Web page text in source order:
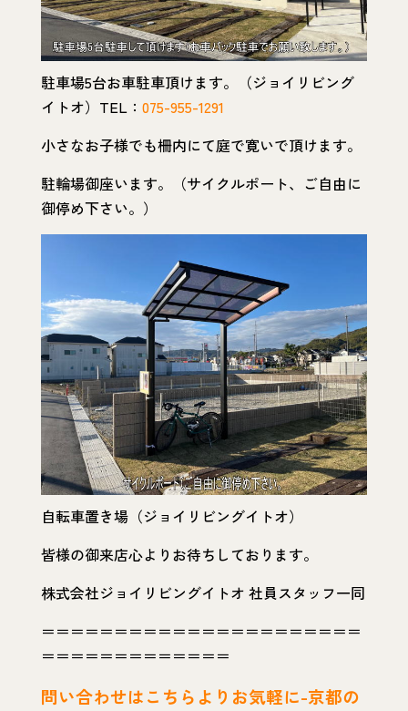
駐車場5台お車駐車頂けます。（ジョイリビング
イトオ）TEL： 075-955-1291
小さなお子様でも柵内にて庭で寛いで頂けます。
駐輪場御座います。（サイクルポート、ご自由に
御停め下さい。）
自転車置き場（ジョイリビングイトオ）
皆様の御来店心よりお待ちしております。
株式会社ジョイリビングイトオ 社員スタッフ一同
＝＝＝＝＝＝＝＝＝＝＝＝＝＝＝＝＝＝＝＝＝＝
＝＝＝＝＝＝＝＝＝＝＝＝＝
問い合わせはこちらよりお気軽に-京都の